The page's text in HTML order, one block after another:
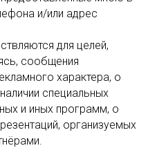
и/или адрес
для целей,
сообщения
характера, о
специальных
и иных программ, о
организуемых